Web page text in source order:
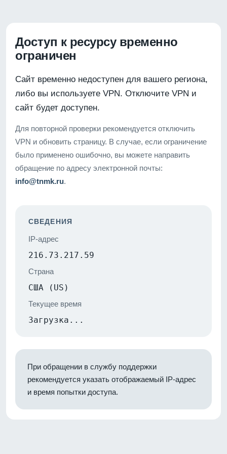
Доступ к ресурсу временно
ограничен
Сайт временно недоступен для вашего региона,
либо вы используете VPN. Отключите VPN и
сайт будет доступен.
Для повторной проверки рекомендуется отключить
VPN и обновить страницу. В случае, если ограничение
было применено ошибочно, вы можете направить
обращение по адресу электронной почты:
info@tnmk.ru.
СВЕДЕНИЯ
IP-адрес
216.73.217.59
Страна
США (US)
Текущее время
Загрузка...
При обращении в службу поддержки
рекомендуется указать отображаемый IP-адрес
и время попытки доступа.